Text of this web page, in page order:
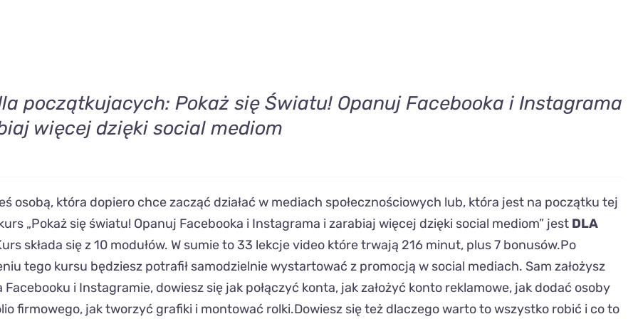
początkujacych: Pokaż się Światu! Opanuj Facebooka i Instagrama
więcej dzięki social mediom
osobą, która dopiero chce zacząć działać w mediach społecznościowych lub, która jest na początku tej
„Pokaż się światu! Opanuj Facebooka i Instagrama i zarabiaj więcej dzięki social mediom” jest DLA
składa się z 10 modułów. W sumie to 33 lekcje video które trwają 216 minut, plus 7 bonusów.Po
tego kursu będziesz potrafił samodzielnie wystartować z promocją w social mediach. Sam założysz
Facebooku i Instagramie, dowiesz się jak połączyć konta, jak założyć konto reklamowe, jak dodać osoby
firmowego, jak tworzyć grafiki i montować rolki.Dowiesz się też dlaczego warto to wszystko robić i co to